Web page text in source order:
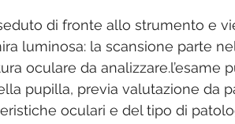
di fronte allo strumento e
luminosa: la scansione parte
oculare da analizzare.l’esame
pupilla, previa valutazione da
oculari e del tipo di